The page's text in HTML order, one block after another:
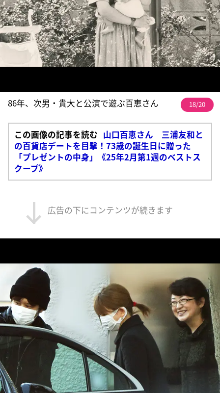
86年、次男・貴大と公演で遊ぶ百恵さん 18/20
この画像の記事を読む 山口百恵さん 三浦友和と
の百貨店デートを目撃！73歳の誕生日に贈った
「プレゼントの中身」《25年2月第1週のベストス
クープ》
広告の下にコンテンツが続きます